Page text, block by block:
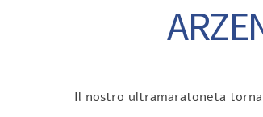
Il nostro ultramaratoneta